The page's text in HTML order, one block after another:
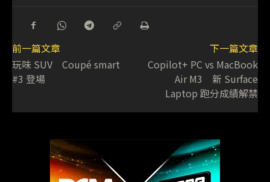
前一篇文章
玩味 SUV Coupé smart
#3 登場
下一篇文章
Copilot+ PC vs MacBook
Air M3 新 Surface
Laptop 跑分成績解禁